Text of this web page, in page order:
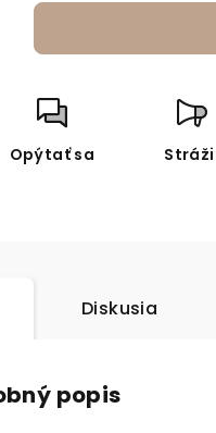
Opýtať sa
Diskusia
popis